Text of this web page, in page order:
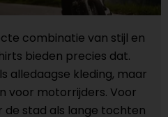
combinatie van stijl en
bieden precies dat.
alledaagse kleding, maar
voor motorrijders. Voor
stad als lange tochten